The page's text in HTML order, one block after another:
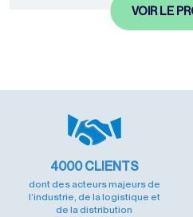
VOIR LE
4000 CLIENTS
dont des acteurs majeurs de
l’industrie, de la logistique et
de la distribution